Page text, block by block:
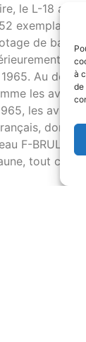
à
de
L-18
de base
Au
les avions
les
dont le
F-BRUL.
tout